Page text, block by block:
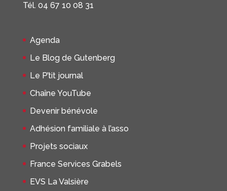
Tél. 04 67 10 08 31
Agenda
Le Blog de Gutenberg
Le P’tit journal
Chaîne YouTube
Devenir bénévole
Adhésion familiale à l’asso
Projets sociaux
France Services Grabels
EVS La Valsière